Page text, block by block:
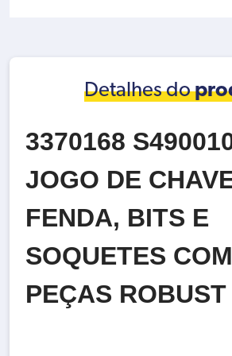
Detalhes do
3370168
JOGO DE
FENDA, BITS E
SOQUETES
PEÇAS ROBUST